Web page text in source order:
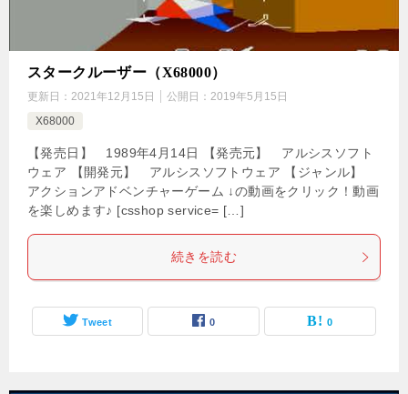
スタークルーザー（X68000）
更新日： 2021年12月15日 公開日： 2019年5月15日
X68000
【発売日】 1989年4月14日 【発売元】 アルシスソフト
ウェア 【開発元】 アルシスソフトウェア 【ジャンル】
アクションアドベンチャーゲーム ↓の動画をクリック！動画
を楽しめます♪ [csshop service= […]
続きを読む
Tweet 0 0